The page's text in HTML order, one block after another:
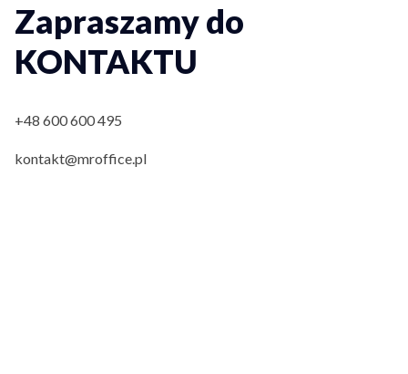
Zapraszamy do
KONTAKTU
+48 600 600 495
kontakt@mroffice.pl